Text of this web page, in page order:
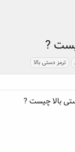
?
ترمز دستی بالا
بالا چیست ?